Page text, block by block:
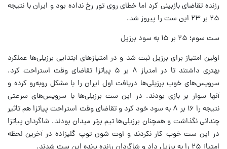
رزنده تقاضای بازبینی کرد اما خطای روی تور رخ نداده بود و ایران با نتیجه
۲۵ بر ۲۳ این ست را پیروز شد.
ست سوم؛ ۲۵ بر ۱۵ به سود برزیل
اولین امتیاز برای برزیل ثبت شد و در امتیازهای ابتدایی برزیلی‌ها عملکرد
بهتری داشتند تا در امتیاز ۸ بر ۵ پیاتزا تقاضای وقت استراحت کرد.
سرویس‌های خوب برزیلی‌ها دریافت اول ایران را با مشکل روبه‌رو کرده و
آنها سوار بر بازی بودند. در این ست برزیلی‌ها با سرویس‌های سرعتی
نتیجه را ۱۶ بر ۸ به سود خود کرد و تقاضای وقت استراحت پیاتزا هم تاثیر
چندانی نگذاشت و همچنان برزیلی‌ها تیم برتر میدان بودند. شاگردان پیاتزا
در این ست خوب کار نکردند و اوت شون توپ گلیزاده در آخرین لحظه